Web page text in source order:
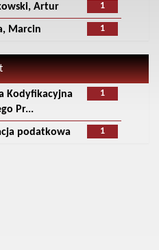
1
Artur
1
Marcin
1
Kodyfikacyjna
Pr...
1
podatkowa